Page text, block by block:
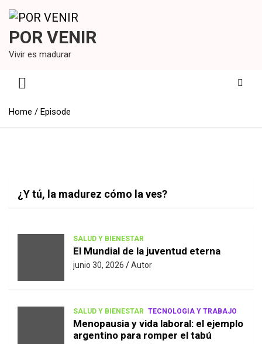
content
POR VENIR
Vivir es madurar
Home Episode
¿Y tú, la madurez cómo la ves?
SALUD Y BIENESTAR
El Mundial de la juventud eterna
junio 30, 2026 Autor
SALUD Y BIENESTAR TECNOLOGIA Y TRABAJO
Menopausia y vida laboral: el ejemplo
argentino para romper el tabú